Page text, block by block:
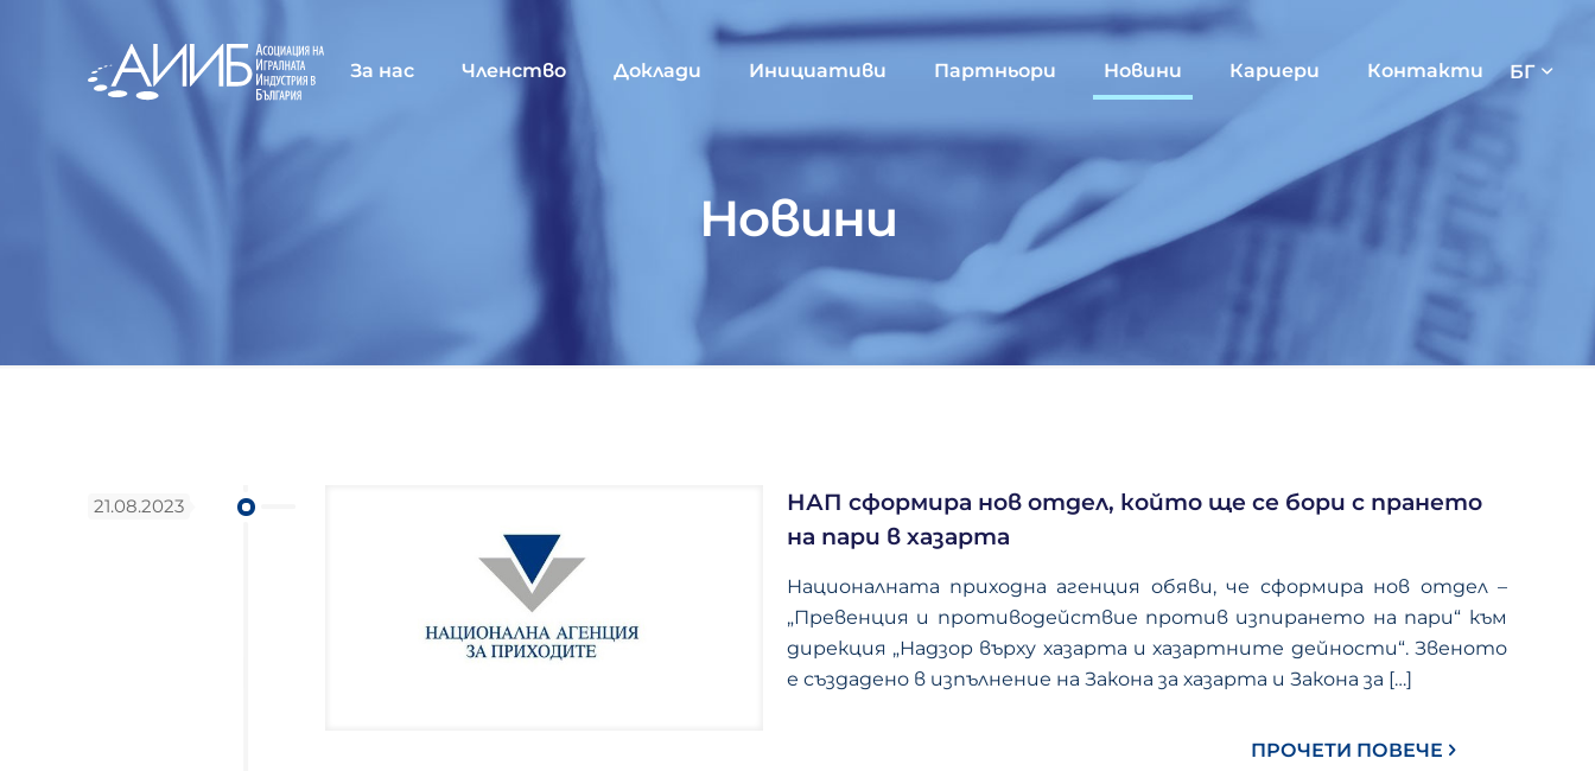
БГ
За нас Членство Доклади Инициативи Партньори Новини Кариери Контакти
Новини
21.08.2023
НАП сформира нов отдел, който ще се бори с прането
на пари в хазарта
Националната приходна агенция обяви, че сформира нов отдел –
„Превенция и противодействие против изпирането на пари“ към
дирекция „Надзор върху хазарта и хазартните дейности“. Звеното
е създадено в изпълнение на Закона за хазарта и Закона за […]
ПРОЧЕТИ ПОВЕЧЕ